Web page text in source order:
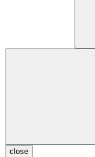
close